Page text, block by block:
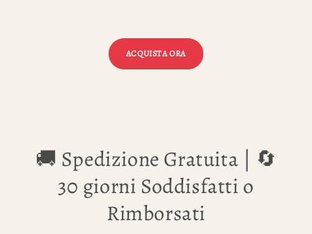
ACQUISTA ORA
🚚 Spedizione Gratuita | 🔄
30 giorni Soddisfatti o
Rimborsati